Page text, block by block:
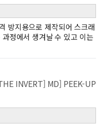
방지용으로 제작되어 스크래
정에서 생겨날 수 있고 이는
INVERT] MD] PEEK-UP